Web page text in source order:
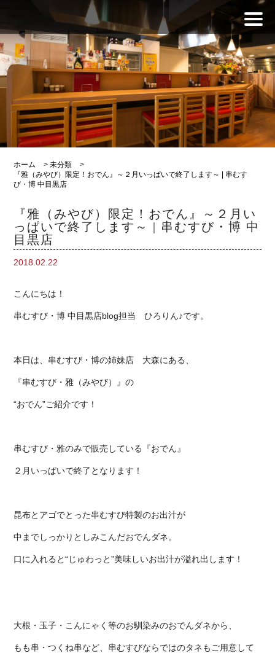
ホーム >未分類
>
『雅（みやび）限定！おでん』～２月いっぱいで終了します～ | 串むす
び・博 中目黒店
『雅（みやび）限定！おでん』～２月い
っぱいで終了します～ | 串むすび・博 中
目黒店
2018.02.22
こんにちは！
串むすび・博 中目黒店blog担当ひろりん♪です。
本日は、串むすび・博の姉妹店 大森にある、
『串むすび・雅（みやび）』の
“おでん”ご紹介です！
串むすび・雅のみで販売している『おでん』
２月いっぱいで終了となります！
昆布とアゴでとった串むすび特製のお出汁が
中までしっかりとしみこんだおでんダネ。
口に入れると“じゅわっと”美味しいお出汁が溢れ出します！
大根・玉子・こんにゃく等のお馴染みのおでんダネから、
もも串・つくね串など、串むすびならではのタネもご用意して